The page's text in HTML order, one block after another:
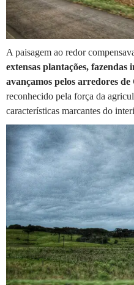
A paisagem ao redor
extensas plantações, fazendas
avançamos pelos arredores de
reconhecido pela força da
características marcantes do